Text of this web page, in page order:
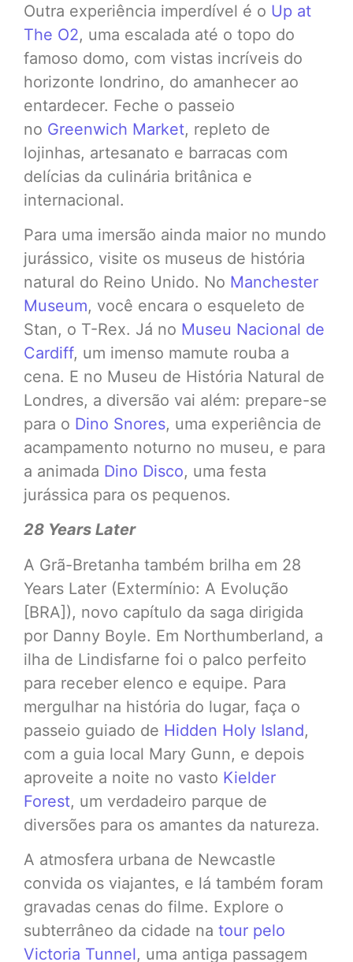
Outra experiência imperdível é o Up at
The O2, uma escalada até o topo do
famoso domo, com vistas incríveis do
horizonte londrino, do amanhecer ao
entardecer. Feche o passeio
no Greenwich Market, repleto de
lojinhas, artesanato e barracas com
delícias da culinária britânica e
internacional.
Para uma imersão ainda maior no mundo
jurássico, visite os museus de história
natural do Reino Unido. No Manchester
Museum, você encara o esqueleto de
Stan, o T-Rex. Já no Museu Nacional de
Cardiff, um imenso mamute rouba a
cena. E no Museu de História Natural de
Londres, a diversão vai além: prepare-se
para o Dino Snores, uma experiência de
acampamento noturno no museu, e para
a animada Dino Disco, uma festa
jurássica para os pequenos.
28 Years Later
A Grã-Bretanha também brilha em 28
Years Later (Extermínio: A Evolução
[BRA]), novo capítulo da saga dirigida
por Danny Boyle. Em Northumberland, a
ilha de Lindisfarne foi o palco perfeito
para receber elenco e equipe. Para
mergulhar na história do lugar, faça o
passeio guiado de Hidden Holy Island,
com a guia local Mary Gunn, e depois
aproveite a noite no vasto Kielder
Forest, um verdadeiro parque de
diversões para os amantes da natureza.
A atmosfera urbana de Newcastle
convida os viajantes, e lá também foram
gravadas cenas do filme. Explore o
subterrâneo da cidade na tour pelo
Victoria Tunnel, uma antiga passagem